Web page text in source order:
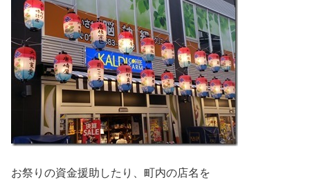
お祭りの資金援助したり、町内の店名を